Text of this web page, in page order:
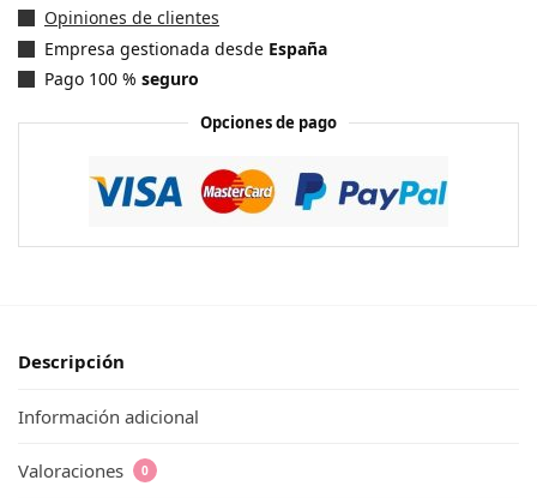
Opiniones de clientes
Empresa gestionada desde España
Pago 100 % seguro
Opciones de pago
Descripción
Información adicional
Valoraciones 0